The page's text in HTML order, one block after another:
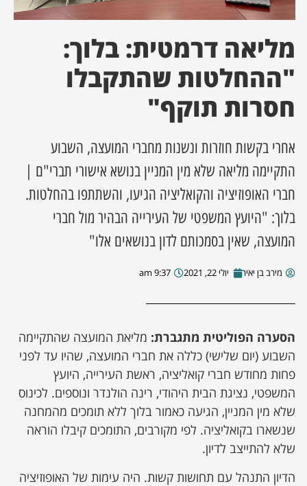
השבוע
מקומית
עסקים
מליאה דרמטית: בלוך:
"ההחלטות שהתקבלו
חסרות תוקף"
אחרי בקשות חוזרות ונשנות מחברי המועצה, השבוע
התקיימה מליאה שלא מין המניין בנושא אישורי תברי"ם |
חברי האופוזיציה והקואליציה הגיעו, והשתתפו בהחלטות.
בלוך: "היועץ המשפטי של העירייה הבהיר מול חברי
המועצה, שאין בסמכותם לדון בנושאים אלו"
מירב בן יאיר יולי 22, 2021 9:37 am
הסערה הפוליטית מתגברת: מליאת המועצה שהתקיימה
השבוע (יום שלישי) כללה את חברי המועצה, שהיו עד לפני
פחות מחודש חברי קואליציה, ראשת העירייה, היועץ
המשפטי, נציגת הבית היהודי, רינה הולנדר ונוספים. לכינוס
שלא מין המניין, הגיעה כאמור בלוך ללא תומכים מהמחנה
שנשארו בקואליציה. לפי מקורבים, התומכים קיבלו הוראה
שלא להתייצב לדיון.
הדיון התנהל עם תחושות קשות. היה עימות של האופוזיציה